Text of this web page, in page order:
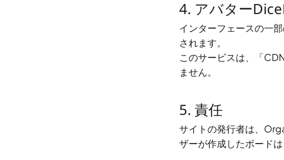
4. アバター
インターフェースの一
されます。
このサービスは、「
ません。
5. 責任
サイトの発行者は、
ザーが作成したボード